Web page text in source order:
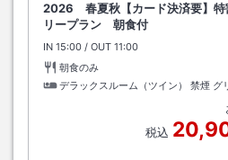
2026 春夏秋【カード決済要】
リープラン 朝食付
IN チェックイン
15:00 / OUT チェックアウト
11:00
朝食のみ
デラックスルーム（ツイン） 禁煙 グ
税込